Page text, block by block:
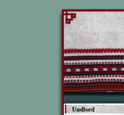
Uudised